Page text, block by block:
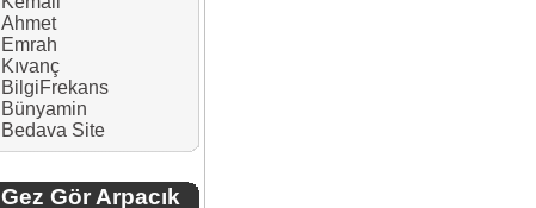
Ahmet
Emrah
Kıvanç
BilgiFrekans
Bünyamin
Bedava Site
Gez Gör Arpacık